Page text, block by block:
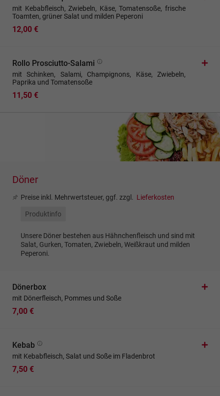
mit Kebabfleisch, Zwiebeln, Käse, Tomatensoße, frische
Toamten, grüner Salat und milden Peperoni
12,00 €
Rollo Prosciutto-Salami
mit Schinken, Salami, Champignons, Käse, Zwiebeln,
Paprika und Tomatensoße
11,50 €
Döner
Preise inkl. Mehrwertsteuer, ggf. zzgl. Lieferkosten
Produktinfo
Unsere Döner bestehen aus Hähnchenfleisch und sind mit
Salat, Gurken, Tomaten, Zwiebeln, Weißkraut und milden
Peperoni.
Dönerbox
mit Dönerfleisch, Pommes und Soße
7,00 €
Kebab
mit Kebabfleisch, Salat und Soße im Fladenbrot
7,50 €